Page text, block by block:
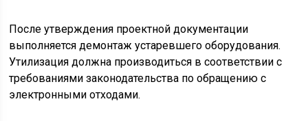
После утверждения проектной документации
выполняется демонтаж устаревшего оборудования.
Утилизация должна производиться в соответствии с
требованиями законодательства по обращению с
электронными отходами.